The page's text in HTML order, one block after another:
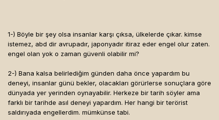
1-) Böyle bir şey olsa insanlar karşı çıksa, ülkelerde çıkar. kimse
istemez, abd dir avrupadır, japonyadır itiraz eder engel olur zaten.
engel olan yok o zaman güvenli olabilir mi?
2-) Bana kalsa belirlediğim günden daha önce yapardım bu
deneyi, insanlar günü bekler, olacakları görürlerse sonuçlara göre
dünyada yer yerinden oynayabilir. Herkeze bir tarih söyler ama
farklı bir tarihde asıl deneyi yapardım. Her hangi bir terörist
saldırıyada engellerdim. mümkünse tabi.